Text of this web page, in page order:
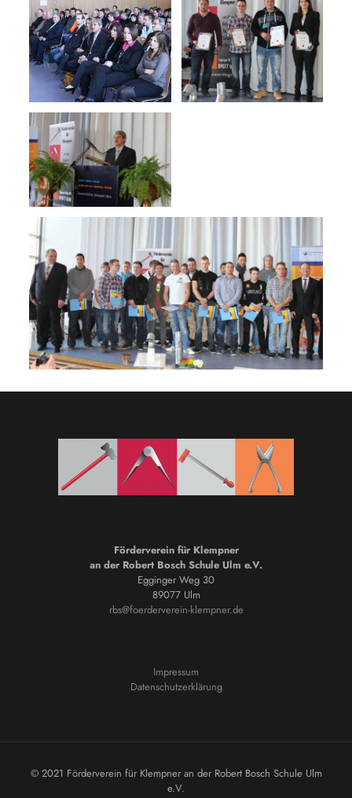
Förderverein für Klempner
an der Robert Bosch Schule Ulm e.V.
Egginger Weg 30
89077 Ulm
rbs@foerderverein-klempner.de
Impressum
Datenschutzerklärung
© 2021 Förderverein für Klempner an der Robert Bosch Schule Ulm
e.V.